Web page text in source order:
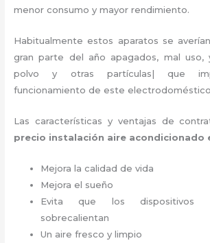
menor consumo y mayor rendimiento.
Habitualmente estos aparatos se
gran parte del año apagados, mal uso,
polvo y otras partículas| que
funcionamiento de este
Las características y ventajas de
precio instalación aire acondicionado
Mejora la calidad de vida
Mejora el sueño
Evita que los dispositivos
sobrecalientan
Un aire fresco y limpio